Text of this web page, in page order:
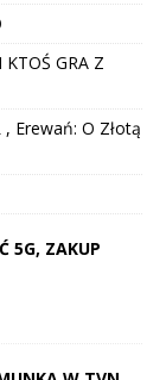
KTOŚ GRA Z
, Erewań: O Złotą
5G, ZAKUP